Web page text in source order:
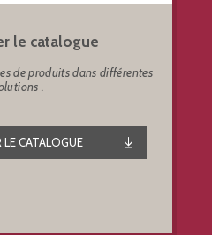
le catalogue
de produits dans différentes
.
LE CATALOGUE